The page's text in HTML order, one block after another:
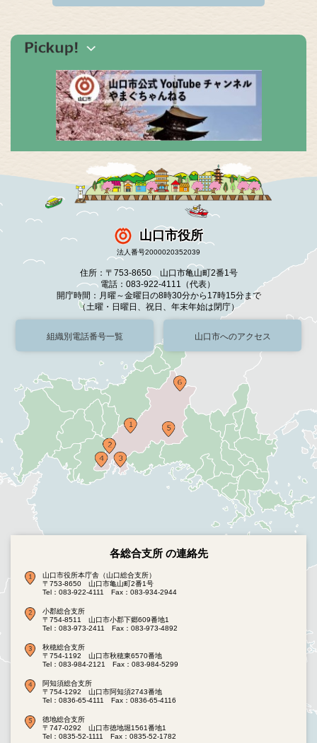
山口市役所
法人番号2000020352039
住所：〒753-8650 山口市亀山町2番1号
電話：083-922-4111（代表）
開庁時間：月曜～金曜日の8時30分から17時15分まで
（土曜・日曜日、祝日、年末年始は閉庁）
組織別電話番号一覧 山口市へのアクセス
各総合支所 の連絡先
山口市役所本庁舎（山口総合支所）
〒753-8650 山口市亀山町2番1号
Tel：083-922-4111
Fax：083-934-2944
小郡総合支所
〒754-8511 山口市小郡下郷609番地1
Tel：083-973-2411
Fax：083-973-4892
秋穂総合支所
〒754-1192 山口市秋穂東6570番地
Tel：083-984-2121
Fax：083-984-5299
阿知須総合支所
〒754-1292 山口市阿知須2743番地
Tel：0836-65-4111
Fax：0836-65-4116
徳地総合支所
〒747-0292 山口市徳地堀1561番地1
Tel：0835-52-1111
Fax：0835-52-1782